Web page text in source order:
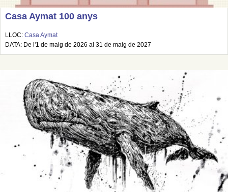
Casa Aymat 100 anys
LLOC: Casa Aymat
DATA: De l'1 de maig de 2026 al 31 de maig de 2027